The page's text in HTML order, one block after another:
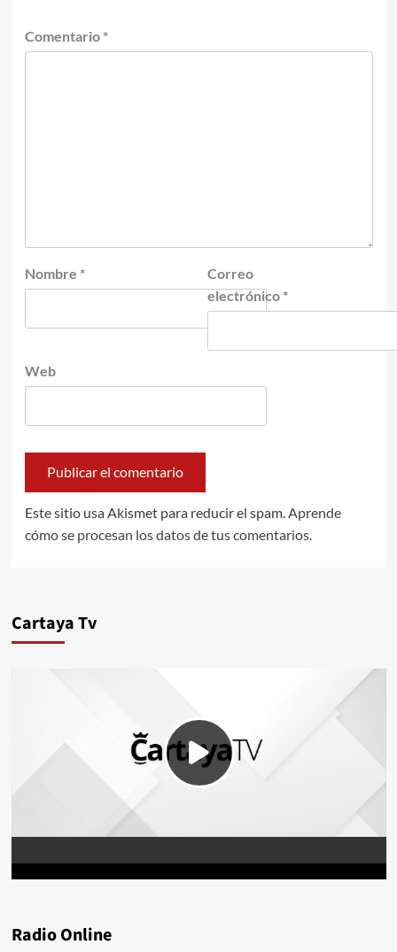
Comentario *
Nombre *
Correo
electrónico *
Web
Este sitio usa Akismet para reducir el spam. Aprende
cómo se procesan los datos de tus comentarios.
Cartaya Tv
Radio Online